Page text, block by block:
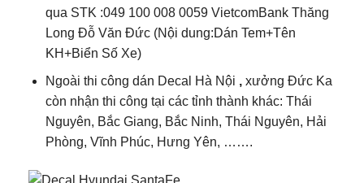
qua STK :049 100 008 0059 VietcomBank Thăng
Long Đỗ Văn Đức (Nội dung:Dán Tem+Tên
KH+Biển Số Xe)
Ngoài thi công dán Decal Hà Nội ,xưởng Đức Ka
còn nhận thi công tại các tỉnh thành khác: Thái
Nguyên, Bắc Giang, Bắc Ninh, Thái Nguyên, Hải
Phòng, Vĩnh Phúc, Hưng Yên, …….